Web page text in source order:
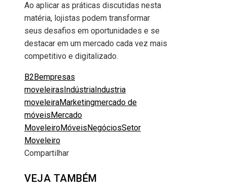
Ao aplicar as práticas discutidas nesta
matéria, lojistas podem transformar
seus desafios em oportunidades e se
destacar em um mercado cada vez mais
competitivo e digitalizado.
B2Bempresas
moveleirasIndústriaIndustria
moveleiraMarketingmercado de
móveisMercado
MoveleiroMóveisNegóciosSetor
Moveleiro
Compartilhar
VEJA TAMBÉM